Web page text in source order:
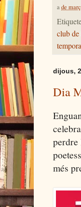
ade
club
dijous,
Dia
més